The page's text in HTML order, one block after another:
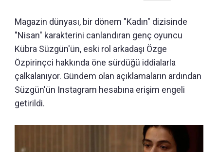
Magazin dünyası, bir dönem "Kadın" dizisinde
"Nisan" karakterini canlandıran genç oyuncu
Kübra Süzgün'ün, eski rol arkadaşı Özge
Özpirinçci hakkında öne sürdüğü iddialarla
çalkalanıyor. Gündem olan açıklamaların ardından
Süzgün'ün Instagram hesabına erişim engeli
getirildi.